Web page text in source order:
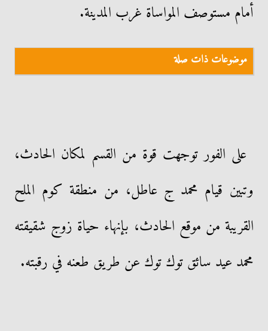
أمام مستوصف المواساة غرب المدينة.
موضوعات ذات صلة
على الفور توجهت قوة من القسم لمكان الحادث،
وتبين قيام محمد ج عاطل، من منطقة كوم الملح
القريبة من موقع الحادث، بإنهاء حياة زوج شقيقته
محمد عيد سائق توك توك عن طريق طعنه في رقبته.